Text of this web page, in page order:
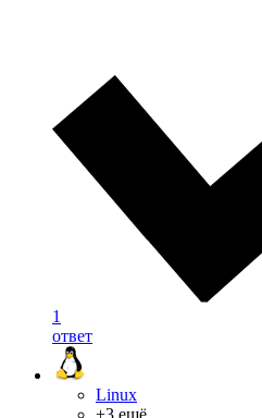
1
ответ
Linux